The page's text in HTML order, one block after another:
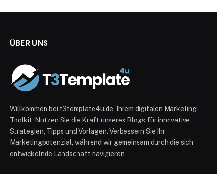
ÜBER UNS
Willkommen bei t3template4u.de, Ihrem digitalen Marketing-
Toolkit. Nutzen Sie die Kraft unseres Blogs für innovative
Strategien, Tipps und Vorlagen. Verbessern Sie Ihr
Marketingpotenzial, während wir gemeinsam durch die sich
entwickelnde Landschaft navigieren.